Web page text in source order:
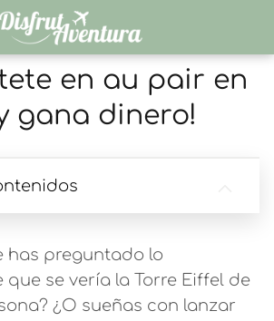
en au pair en
gana dinero!
has preguntado lo
se vería la Torre Eiffel de
¿O sueñas con lanzar